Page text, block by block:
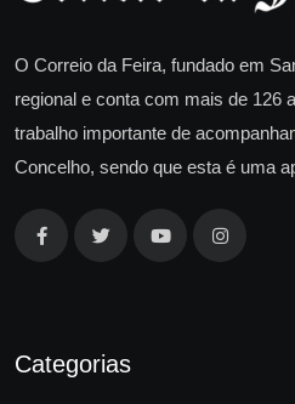
O Correio da Feira, fundado em
regional e conta com mais de 126
trabalho importante de
Concelho, sendo que esta é uma
Categorias